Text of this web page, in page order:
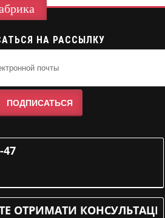
НА РАССЫЛКУ
ПОДПИСАТЬСЯ
47
ОТРИМАТИ